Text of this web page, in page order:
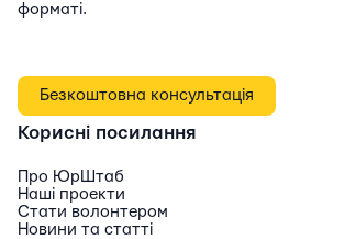
форматі.
Безкоштовна консультація
Корисні посилання
Про ЮрШтаб
Наші проекти
Стати волонтером
Новини та статті